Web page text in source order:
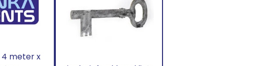
meter x